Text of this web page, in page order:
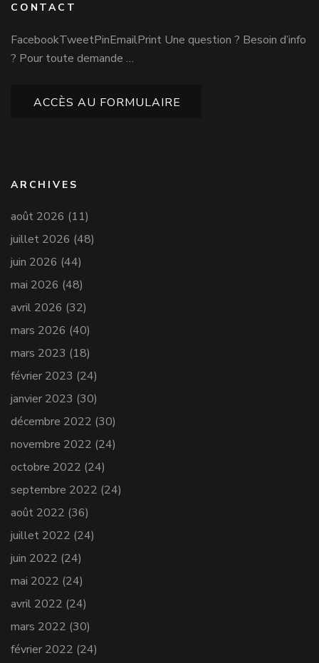
CONTACT
FacebookTweetPinEmailPrint Une question ? Besoin d’info
? Pour toute demande …
ACCÈS AU FORMULAIRE
ARCHIVES
août 2026 (11)
juillet 2026 (48)
juin 2026 (44)
mai 2026 (48)
avril 2026 (32)
mars 2026 (40)
mars 2023 (18)
février 2023 (24)
janvier 2023 (30)
décembre 2022 (30)
novembre 2022 (24)
octobre 2022 (24)
septembre 2022 (24)
août 2022 (36)
juillet 2022 (24)
juin 2022 (24)
mai 2022 (24)
avril 2022 (24)
mars 2022 (30)
février 2022 (24)